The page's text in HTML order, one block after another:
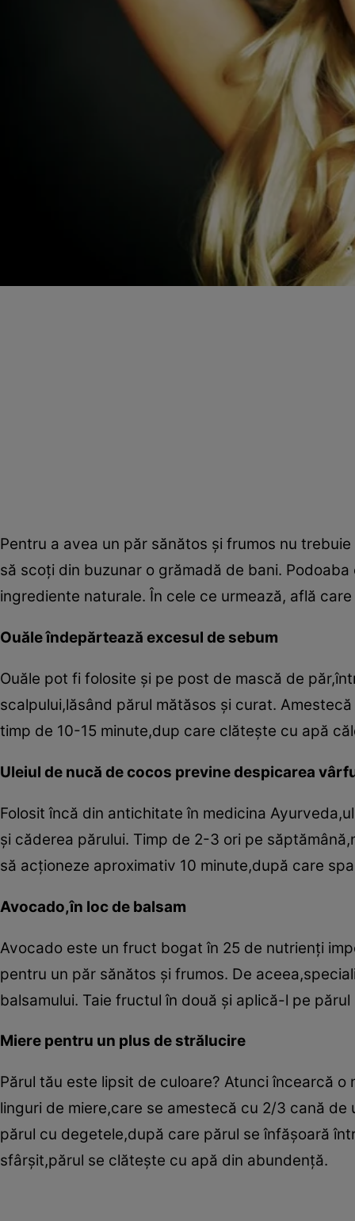
Pentru a avea un păr sănătos şi frumos nu
să scoţi din buzunar o grămadă de bani.
ingrediente naturale. În cele ce urmează, află
Ouăle îndepărtează excesul de sebum
Ouăle pot fi folosite şi pe post de mască de
scalpului,lăsând părul mătăsos şi curat.
timp de 10-15 minute,dup care clăteşte cu apă
Uleiul de nucă de cocos previne despicarea
Folosit încă din antichitate în medicina
şi căderea părului. Timp de 2-3 ori pe
să acţioneze aproximativ 10 minute,după care
Avocado,în loc de balsam
Avocado este un fruct bogat în 25 de nutrienţi
pentru un păr sănătos şi frumos. De
balsamului. Taie fructul în două şi aplică-l pe
Miere pentru un plus de strălucire
Părul tău este lipsit de culoare? Atunci încearcă
linguri de miere,care se amestecă cu 2/3 cană
părul cu degetele,după care părul se înfăşoară
sfârşit,părul se clăteşte cu apă din abundenţă.